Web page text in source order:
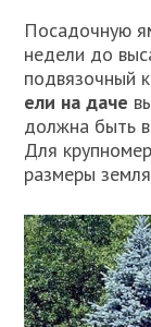
Посадочную
недели до
подвязочный
ели на даче
должна быть
Для
размеры